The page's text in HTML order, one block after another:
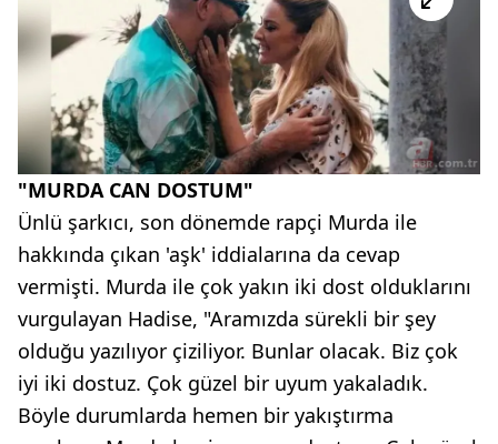
"MURDA CAN DOSTUM"
Ünlü şarkıcı, son dönemde rapçi Murda ile
hakkında çıkan 'aşk' iddialarına da cevap
vermişti. Murda ile çok yakın iki dost olduklarını
vurgulayan Hadise, "Aramızda sürekli bir şey
olduğu yazılıyor çiziliyor. Bunlar olacak. Biz çok
iyi iki dostuz. Çok güzel bir uyum yakaladık.
Böyle durumlarda hemen bir yakıştırma